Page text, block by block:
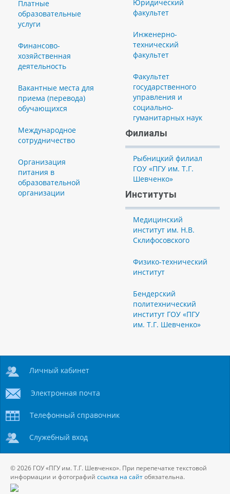
Платные
образовательные
услуги
Финансово-
хозяйственная
деятельность
Вакантные места для
приема (перевода)
обучающихся
Международное
сотрудничество
Организация
питания в
образовательной
организации
Юридический
факультет
Инженерно-
технический
факультет
Факультет
государственного
управления и
социально-
гуманитарных наук
Филиалы
Рыбницкий филиал
ГОУ «ПГУ им. Т.Г.
Шевченко»
Институты
Медицинский
институт им. Н.В.
Склифосовского
Физико-технический
институт
Бендерский
политехнический
институт ГОУ «ПГУ
им. Т.Г. Шевченко»
Личный кабинет
Электронная почта
Телефонный справочник
Служебный вход
© 2026 ГОУ «ПГУ им. Т.Г. Шевченко». При перепечатке текстовой
информации и фотографий ссылка на сайтобязательна.